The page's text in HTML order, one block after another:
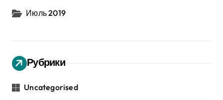
Июль 2019
Рубрики
Uncategorised